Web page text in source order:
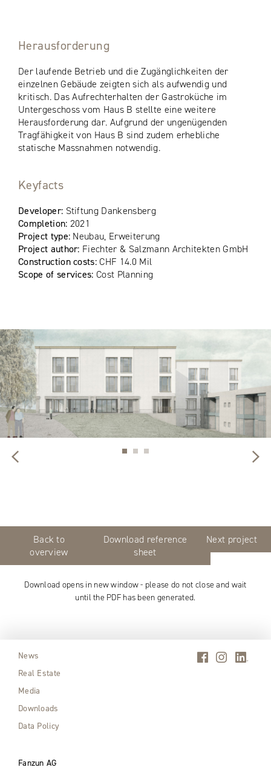
Herausforderung
Der laufende Betrieb und die Zugänglichkeiten der
einzelnen Gebäude zeigten sich als aufwendig und
kritisch. Das Aufrechterhalten der Gastroküche im
Untergeschoss vom Haus B stellte eine weitere
Herausforderung dar. Aufgrund der ungenügenden
Tragfähigkeit von Haus B sind zudem erhebliche
statische Massnahmen notwendig.
Keyfacts
Developer: Stiftung Dankensberg
Completion: 2021
Project type: Neubau, Erweiterung
Project author: Fiechter & Salzmann Architekten GmbH
Construction costs:CHF 14.0 Mil
Scope of services:Cost Planning
Back to
overview
Download reference
sheet
Next project
Download opens in new window - please do not close and wait
until the PDF has been generated.
News
Real Estate
Media
Downloads
Data Policy
Fanzun AG